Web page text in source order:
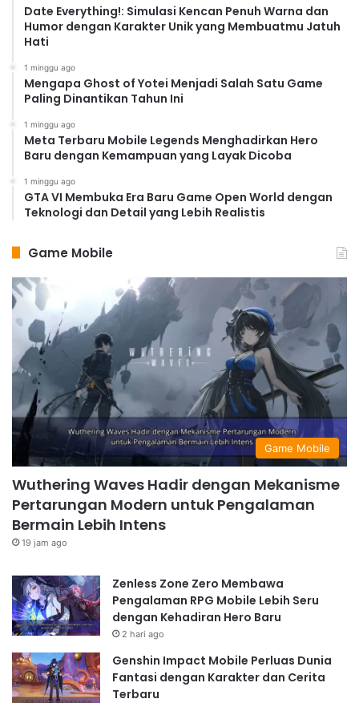
Date Everything!: Simulasi Kencan Penuh Warna dan
Humor dengan Karakter Unik yang Membuatmu Jatuh
Hati
1 minggu ago
Mengapa Ghost of Yotei Menjadi Salah Satu Game
Paling Dinantikan Tahun Ini
1 minggu ago
Meta Terbaru Mobile Legends Menghadirkan Hero
Baru dengan Kemampuan yang Layak Dicoba
1 minggu ago
GTA VI Membuka Era Baru Game Open World dengan
Teknologi dan Detail yang Lebih Realistis
Game Mobile
Game Mobile
Wuthering Waves Hadir dengan Mekanisme
Pertarungan Modern untuk Pengalaman
Bermain Lebih Intens
19 jam ago
Zenless Zone Zero Membawa
Pengalaman RPG Mobile Lebih Seru
dengan Kehadiran Hero Baru
2 hari ago
Genshin Impact Mobile Perluas Dunia
Fantasi dengan Karakter dan Cerita
Terbaru